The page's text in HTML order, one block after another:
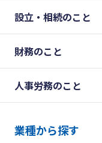
設立・相続のこと
財務のこと
人事労務のこと
業種から探す